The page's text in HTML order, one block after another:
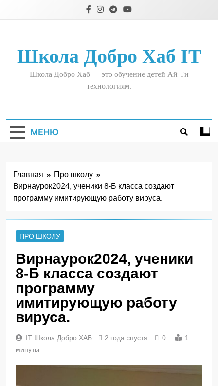
Школа Добро Хаб IT
Школа Добро Хаб — это обучение детей Ай Ти
технологиям.
МЕНЮ
Главная
Про школу
Вирнаурок2024, ученики 8-Б класса создают
программу имитирующую работу вируса.
ПРО ШКОЛУ
Вирнаурок2024, ученики
8-Б класса создают
программу
имитирующую работу
вируса.
IT Школа Добро ХАБ 2 года спустя 0
1
минуты